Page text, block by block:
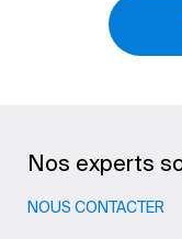
Nos experts
NOUS CONTACTER